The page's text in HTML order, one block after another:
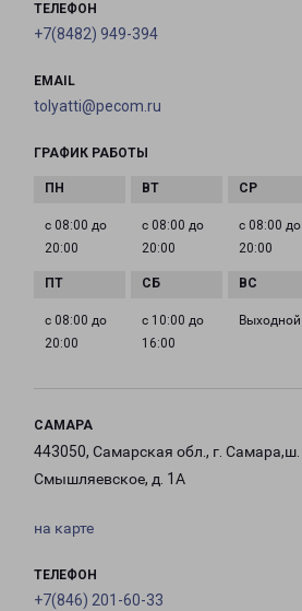
ТЕЛЕФОН
+7(8482) 949-394
EMAIL
tolyatti@pecom.ru
ГРАФИК РАБОТЫ
с 08:00 до
20:00
с 08:00 до
20:00
с 08:00 до
20:00
с 08:00 до
20:00
с 10:00 до
16:00
Выходной
САМАРА
443050, Самарская обл., г. Самара,ш.
Смышляевское, д. 1А
на карте
ТЕЛЕФОН
+7(846) 201-60-33